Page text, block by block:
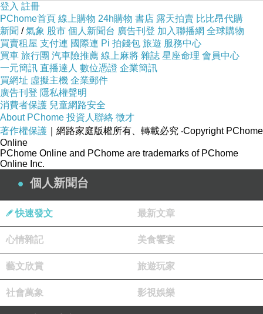
的右手忘記技巧！
以賽亞先知曾預言以色列人
擄...
「以賽亞對希西家說：你要聽萬軍之耶
和華的話：
到，凡你家裡所有的，並你列祖積蓄到
如今的，都要被擄
到巴比倫去，不留下一樣；這是耶和華
說的。並且從你本
身所生的眾子，其中必有被擄去、在巴
比倫王宮裡當太監
的。」
登入 註冊
PChome首頁 線上購物 24h購物 書店 露天拍賣 比比昂代購
新聞 /氣象 股市 個人新聞台 廣告刊登 加入聯播網 全球購物
買賣租屋 支付連 國際連 Pi 拍錢包 旅遊 服務中心
買車 旅行團 汽車險推薦 線上麻將 雜誌 星座命理 會員中心
一元簡訊 直播達人 數位憑證 企業簡訊
買網址 虛擬主機 企業郵件
廣告刊登 隱私權聲明
消費者保護 兒童網路安全
About PChome 投資人聯絡 徵才
著作權保護 ｜網路家庭版權所有、轉載必究 ‧Copyright PChome
Online
PChome Online and PChome are trademarks of PChome
Online Inc.
個人新聞台
快速發文 最新文章
心情雜記 美食饗宴
藝文欣賞 旅遊玩家
社會萬象 影視娛樂